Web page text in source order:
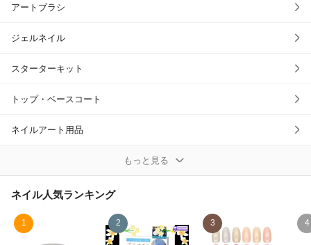
アートブラシ
ジェルネイル
スターターキット
トップ・ベースコート
ネイルアート用品
ネイルシール
ネイルチップ
もっと見る
ネイル人気ランキング
1 2 3 4